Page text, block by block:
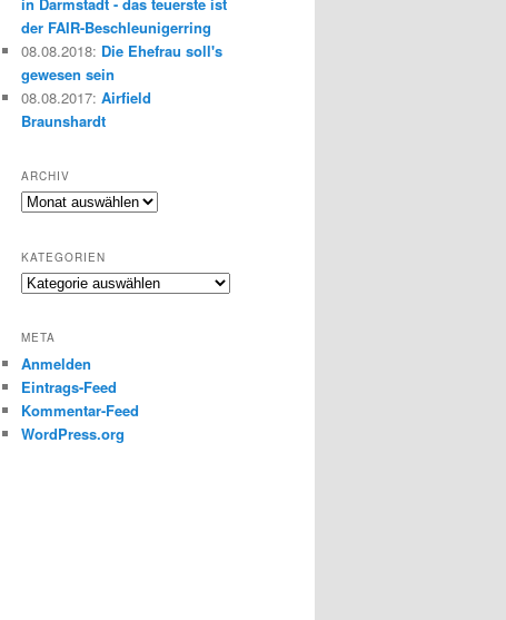
der FAIR-Beschleunigerring
08.08.2018: Die Ehefrau soll's
gewesen sein
08.08.2017: Airfield
Braunshardt
ARCHIV
Archiv
KATEGORIEN
Kategorien
META
Anmelden
Eintrags-Feed
Kommentar-Feed
WordPress.org